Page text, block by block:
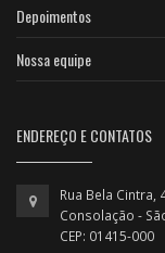
Depoimentos
Nossa equipe
ENDEREÇO E CONTATOS
Rua Bela Cintra,
Consolação -
CEP: 01415-000